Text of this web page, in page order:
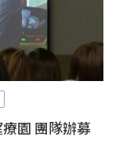
園 團隊辦募